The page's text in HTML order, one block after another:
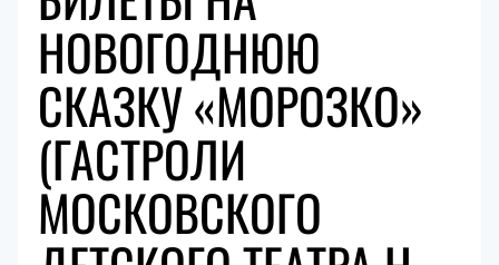
НОВОГОДНЮЮ
СКАЗКУ «МОРОЗКО»
(ГАСТРОЛИ
МОСКОВСКОГО